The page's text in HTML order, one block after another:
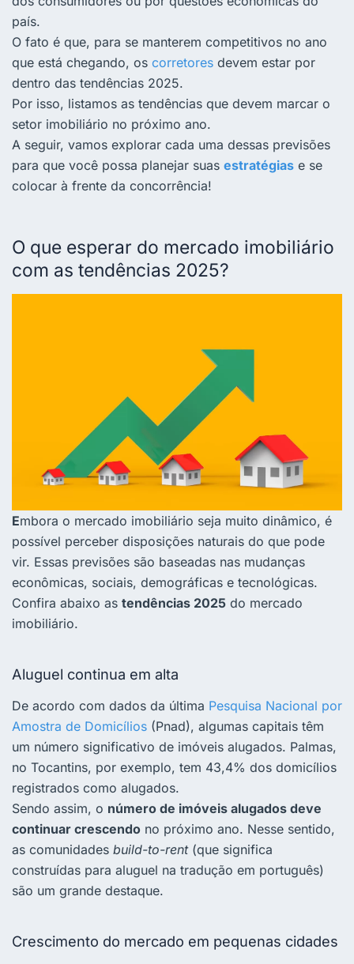
país.
O fato é que, para se manterem competitivos no ano
que está chegando, os corretores devem estar por
dentro das tendências 2025.
Por isso, listamos as tendências que devem marcar o
setor imobiliário no próximo ano.
A seguir, vamos explorar cada uma dessas previsões
para que você possa planejar suas estratégias e se
colocar à frente da concorrência!
O que esperar do mercado imobiliário
com as tendências 2025?
Embora o mercado imobiliário seja muito dinâmico, é
possível perceber disposições naturais do que pode
vir. Essas previsões são baseadas nas mudanças
econômicas, sociais, demográficas e tecnológicas.
Confira abaixo as tendências 2025 do mercado
imobiliário.
Aluguel continua em alta
De acordo com dados da última Pesquisa Nacional por
Amostra de Domicílios (Pnad), algumas capitais têm
um número significativo de imóveis alugados. Palmas,
no Tocantins, por exemplo, tem 43,4% dos domicílios
registrados como alugados.
Sendo assim, o número de imóveis alugados deve
continuar crescendo no próximo ano. Nesse sentido,
as comunidades build-to-rent(que significa
construídas para aluguel na tradução em português)
são um grande destaque.
Crescimento do mercado em pequenas cidades